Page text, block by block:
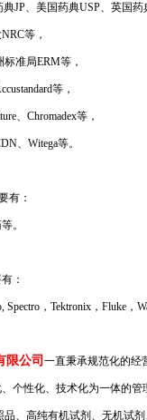
JP、美国药典USP、英国药
等，
准局ERM等，
等，
、Chromadex等，
、Witega等。
有：
。
：
，Tektronix，Fluke，
限公司 一直秉承规范化的经
个性化、技术化为一体的
、高纯有机试剂、无机试